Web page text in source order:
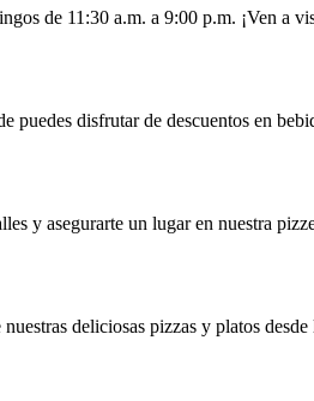
de 11:30 a.m. a 9:00 p.m. ¡Ven a
puedes disfrutar de descuentos en
y asegurarte un lugar en nuestra
deliciosas pizzas y platos